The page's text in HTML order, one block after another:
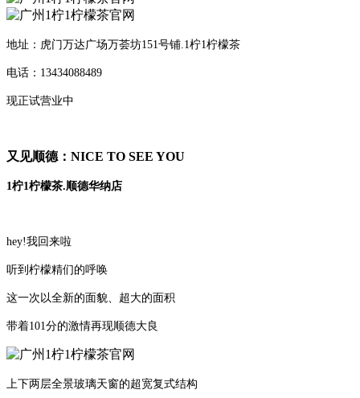
地址：虎门万达广场万荟坊151号铺.1柠1柠檬茶
电话：13434088489
现正试营业中
又见顺德：NICE TO SEE YOU
1柠1柠檬茶.顺德华纳店
hey!我回来啦
听到柠檬精们的呼唤
这一次以全新的面貌、超大的面积
带着101分的激情再现顺德大良
上下两层全景玻璃天窗的超宽复式结构